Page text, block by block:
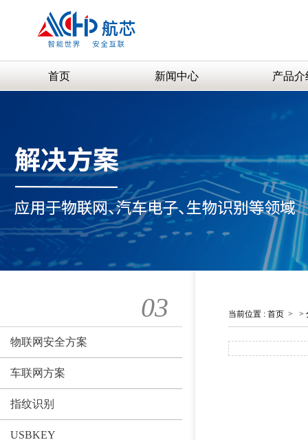
首页 新闻中心 产品介
03
物联网安全方案
车联网方案
指纹识别
USBKEY
当前位置 : 首页 > >